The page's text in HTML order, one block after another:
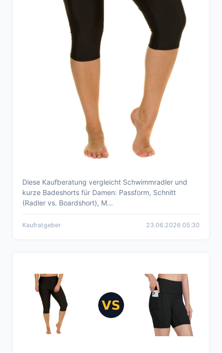
Schwimmradler Damen: Kaufberatung &
Empfehlungen 2026
Diese Kaufberatung vergleicht Schwimmradler und
kurze Badeshorts für Damen: Passform, Schnitt
(Radler vs. Boardshort), M...
Kaufratgeber 23.06.2026 05:30